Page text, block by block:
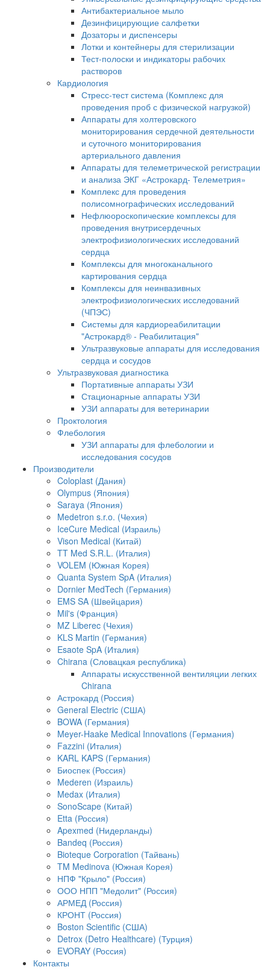
Антибактериальное мыло
Дезинфицирующие салфетки
Дозаторы и диспенсеры
Лотки и контейнеры для стерилизации
Тест-полоски и индикаторы рабочих
растворов
Кардиология
Стресс-тест система (Комплекс для
проведения проб с физической нагрузкой)
Аппараты для холтеровского
мониторирования сердечной деятельности
и суточного мониторирования
артериального давления
Аппараты для телеметрической регистрации
и анализа ЭКГ «Астрокард- Телеметрия»
Комплекс для проведения
полисомнографических исследований
Нефлюороскопические комплексы для
проведения внутрисердечных
электрофизиологических исследований
сердца
Комплексы для многоканального
картирования сердца
Комплексы для неинвазивных
электрофизиологических исследований
(ЧПЭС)
Системы для кардиореабилитации
"Астрокард® - Реабилитация"
Ультразвуковые аппараты для исследования
сердца и сосудов
Ультразвуковая диагностика
Портативные аппараты УЗИ
Стационарные аппараты УЗИ
УЗИ аппараты для ветеринарии
Проктология
Флебология
УЗИ аппараты для флебологии и
исследования сосудов
Производители
Coloplast (Дания)
Olympus (Япония)
Saraya (Япония)
Medetron s.r.o. (Чехия)
IceCure Medical (Израиль)
Vison Medical (Китай)
TT Med S.R.L. (Италия)
VOLEM (Южная Корея)
Quanta System SpA (Италия)
Dornier MedTech (Германия)
EMS SA (Швейцария)
Mil's (Франция)
MZ Liberec (Чехия)
KLS Martin (Германия)
Esaote SpA (Италия)
Chirana (Словацкая республика)
Аппараты искусственной вентиляции легких
Chirana
Астрокард (Россия)
General Electric (США)
BOWA (Германия)
Meyer-Haake Medical Innovations (Германия)
Fazzini (Италия)
KARL KAPS (Германия)
Биоспек (Россия)
Mederen (Израиль)
Medax (Италия)
SonoScape (Китай)
Etta (Россия)
Apexmed (Нидерланды)
Bandeq (Россия)
Bioteque Corporation (Тайвань)
TM Medinova (Южная Корея)
НПФ "Крыло" (Россия)
ООО НПП "Медолит" (Россия)
АРМЕД (Россия)
КРОНТ (Россия)
Boston Scientific (США)
Detrox (Detro Healthcare) (Турция)
EVORAY (Россия)
Контакты